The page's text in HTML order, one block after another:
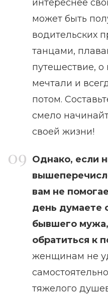
интереснее
может быть
водительских
танцами,
путешествие, о
мечтали и
потом.
смело
своей жизни!
Однако, если
вам не
день думаете
бывшего
обратиться к
женщинам не
тяжелого